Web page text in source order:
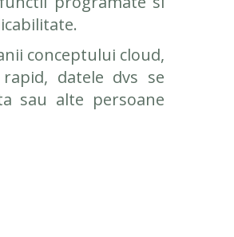
conceptului cloud,
datele dvs se
sau alte persoane